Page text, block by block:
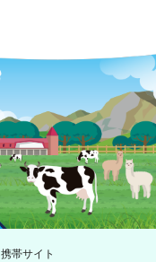
携帯サイト